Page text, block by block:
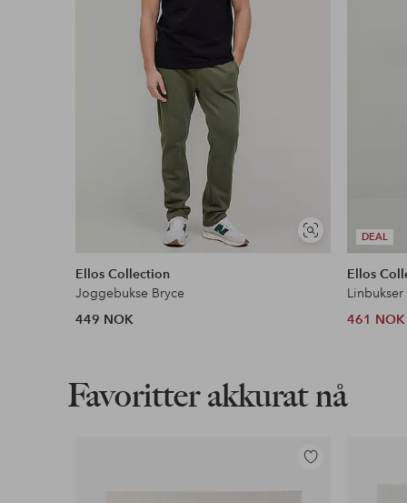
Les mer
Vis
lignende
Ellos Collection
Joggebukse Bryce
449 NOK
DEAL
Ellos
Linbukser
461 NOK
Favoritter akkurat nå
Legg